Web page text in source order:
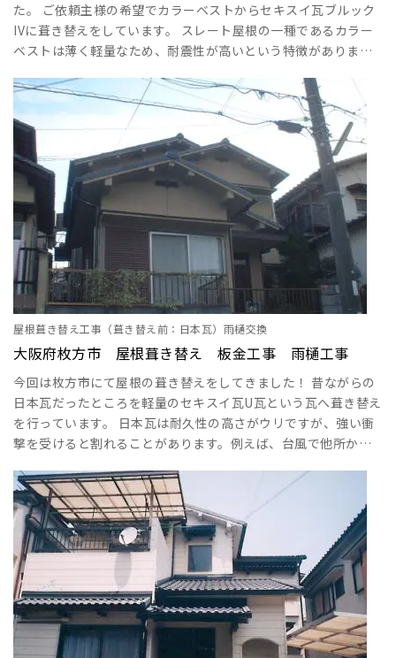
た。 ご依頼主様の希望でカラーベストからセキスイ瓦ブルック
IVに葺き替えをしています。 スレート屋根の一種であるカラー
ベストは薄く軽量なため、耐震性が高いという特徴がありま
増加傾向にあります。弊社のお客様でも、地震に強い屋根を指
定してくる方は多くいらっしゃいます。 しかし、スレート屋根
は防水性があまり高くありません。 スレートはセメントででき
ています。セメントはもともと雨に弱い成分で、長･･･
屋根葺き替え工事（葺き替え前：日本瓦）雨樋交換
大阪府枚方市 屋根葺き替え 板金工事 雨樋工事
今回は枚方市にて屋根の葺き替えをしてきました！ 昔ながらの
日本瓦だったところを軽量のセキスイ瓦U瓦という瓦へ葺き替え
を行っています。 日本瓦は耐久性の高さがウリですが、強い衝
撃を受けると割れることがあります。例えば、台風で他所から
ります。 その場合は一部瓦の交換をさせていただきます。瓦が
ダメージを受けた場合、なるべく早めに対処しましょう。また
強風に煽られて破片が飛んでしまったり、屋根の下にいる人に
当たってしまうと大事故につながってしまいます･･･